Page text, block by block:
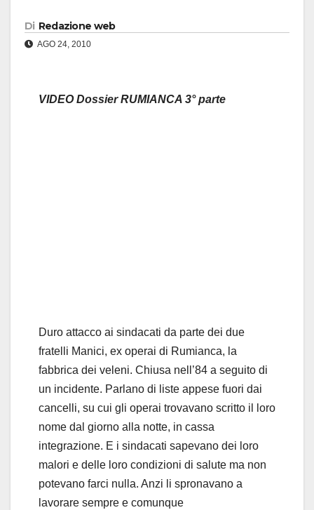
Di Redazione web
AGO 24, 2010
VIDEO Dossier RUMIANCA 3° parte
Duro attacco ai sindacati da parte dei due
fratelli Manici, ex operai di Rumianca, la
fabbrica dei veleni. Chiusa nell’84 a seguito di
un incidente. Parlano di liste appese fuori dai
cancelli, su cui gli operai trovavano scritto il loro
nome dal giorno alla notte, in cassa
integrazione. E i sindacati sapevano dei loro
malori e delle loro condizioni di salute ma non
potevano farci nulla. Anzi li spronavano a
lavorare sempre e comunque